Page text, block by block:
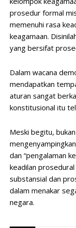
prosedur formal
memenuhi rasa
keagamaan.
yang bersifat
Dalam wacana
mendapatkan
aturan sangat
konstitusional itu
Meski begitu,
dan “pengalaman
keadilan
substansial dan
dalam menakar
negara.